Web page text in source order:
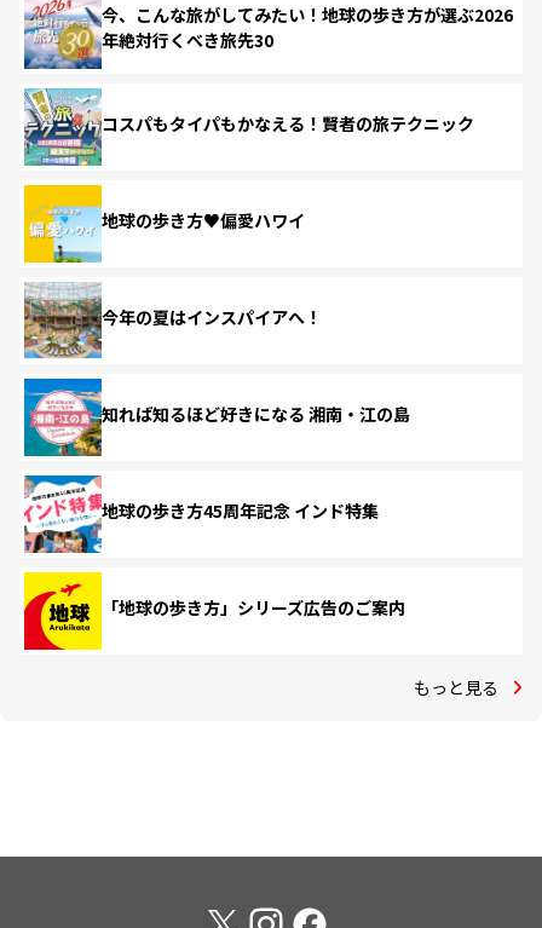
今、こんな旅がしてみたい！地球の歩き方が選ぶ2026
年絶対行くべき旅先30
コスパもタイパもかなえる！賢者の旅テクニック
地球の歩き方♥偏愛ハワイ
今年の夏はインスパイアへ！
知れば知るほど好きになる 湘南・江の島
地球の歩き方45周年記念 インド特集
「地球の歩き方」シリーズ広告のご案内
もっと見る